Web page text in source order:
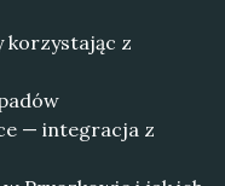
korzystając z
— integracja z